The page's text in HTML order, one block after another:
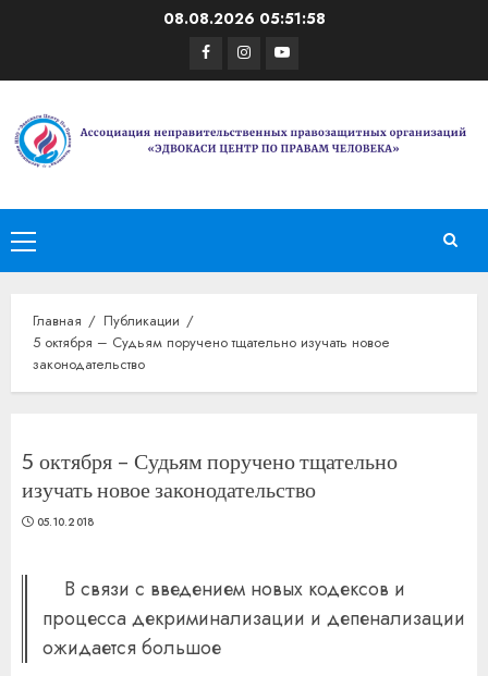
08.08.2026 05:51:58
Facebook
Instagram
Youtube
Основное
меню
Главная
Публикации
5 октября – Судьям поручено тщательно изучать новое
законодательство
5 октября – Судьям поручено тщательно
изучать новое законодательство
05.10.2018
В связи с введением новых кодексов и
процесса декриминализации и депенализации
ожидается большое